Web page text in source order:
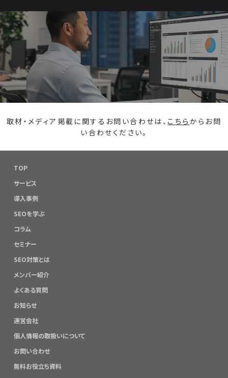
取材・メディア掲載に関するお問い合わせは、 こちら からお問
い合わせください。
TOP
サービス
導入事例
SEOを学ぶ
コラム
セミナー
SEO対策とは
メンバー紹介
よくある質問
お知らせ
運営会社
個人情報の取扱いについて
お問い合わせ
無料お役立ち資料